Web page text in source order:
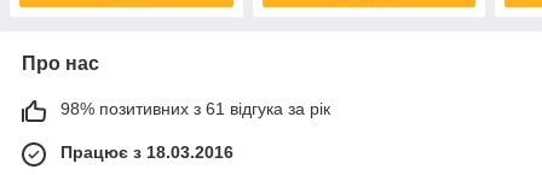
Про нас
98% позитивних з 61 відгука за рік
Працює з 18.03.2016